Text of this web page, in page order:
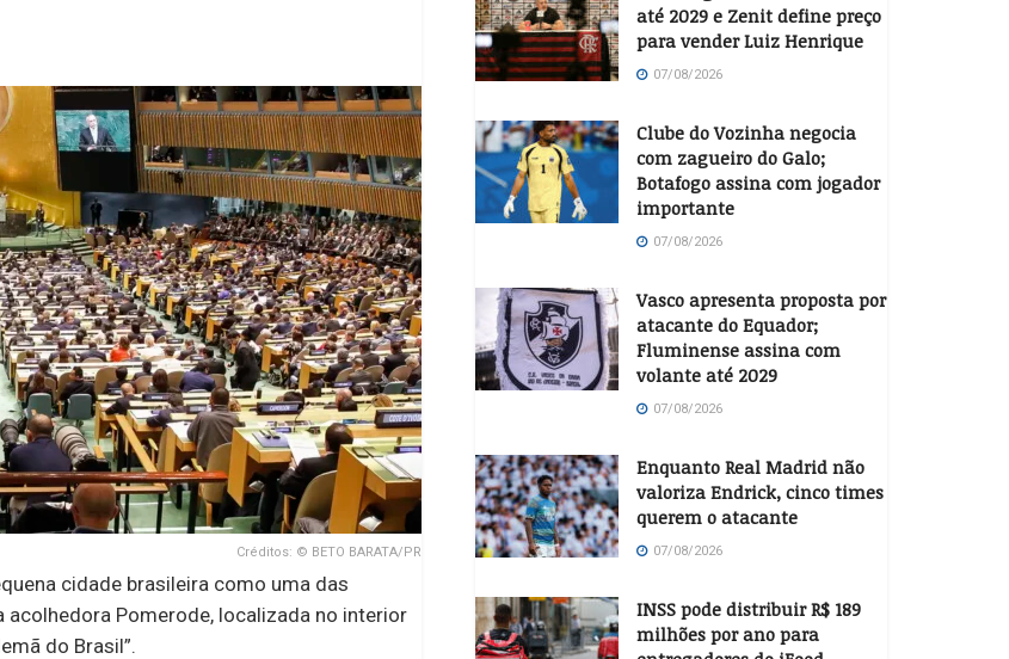
Créditos: © BETO BARATA/PR
cidade brasileira como uma das
Pomerode, localizada no interior
do Brasil”.
até 2029 e Zenit define preço
para vender Luiz Henrique
07/08/2026
Clube do Vozinha negocia
com zagueiro do Galo;
Botafogo assina com jogador
importante
07/08/2026
Vasco apresenta proposta por
atacante do Equador;
Fluminense assina com
volante até 2029
07/08/2026
Enquanto Real Madrid não
valoriza Endrick, cinco times
querem o atacante
07/08/2026
INSS pode distribuir R$ 189
milhões por ano para